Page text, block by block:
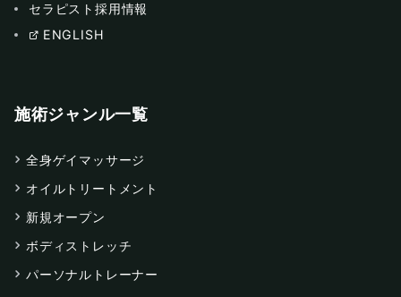
セラピスト採用情報
ENGLISH
施術ジャンル一覧
全身ゲイマッサージ
オイルトリートメント
新規オープン
ボディストレッチ
パーソナルトレーナー